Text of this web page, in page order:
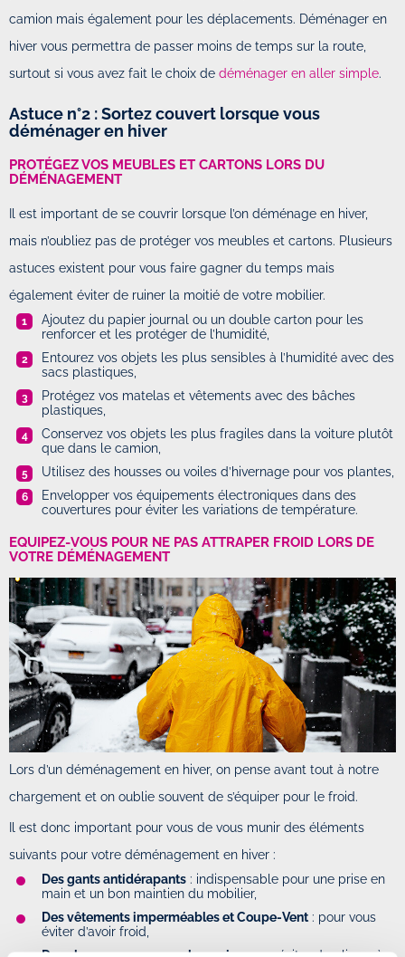
camion mais également pour les déplacements. Déménager en
hiver vous permettra de passer moins de temps sur la route,
surtout si vous avez fait le choix de déménager en aller simple.
Astuce n°2 : Sortez couvert lorsque vous
déménager en hiver
PROTÉGEZ VOS MEUBLES ET CARTONS LORS DU
DÉMÉNAGEMENT
Il est important de se couvrir lorsque l’on déménage en hiver,
mais n’oubliez pas de protéger vos meubles et cartons. Plusieurs
astuces existent pour vous faire gagner du temps mais
également éviter de ruiner la moitié de votre mobilier.
Ajoutez du papier journal ou un double carton pour les
renforcer et les protéger de l’humidité,
Entourez vos objets les plus sensibles à l’humidité avec des
sacs plastiques,
Protégez vos matelas et vêtements avec des bâches
plastiques,
Conservez vos objets les plus fragiles dans la voiture plutôt
que dans le camion,
Utilisez des housses ou voiles d’hivernage pour vos plantes,
Envelopper vos équipements électroniques dans des
couvertures pour éviter les variations de température.
EQUIPEZ-VOUS POUR NE PAS ATTRAPER FROID LORS DE
VOTRE DÉMÉNAGEMENT
Lors d’un déménagement en hiver, on pense avant tout à notre
chargement et on oublie souvent de s’équiper pour le froid.
Il est donc important pour vous de vous munir des éléments
suivants pour votre déménagement en hiver :
Des gants antidérapants : indispensable pour une prise en
main et un bon maintien du mobilier,
Des vêtements imperméables et Coupe-Vent : pour vous
éviter d’avoir froid,